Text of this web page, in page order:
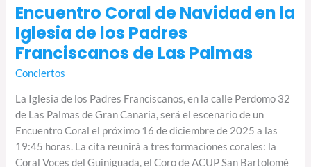
Encuentro Coral de Navidad en la
Iglesia de los Padres
Franciscanos de Las Palmas
Conciertos
La Iglesia de los Padres Franciscanos, en la calle Perdomo 32
de Las Palmas de Gran Canaria, será el escenario de un
Encuentro Coral el próximo 16 de diciembre de 2025 a las
19:45 horas. La cita reunirá a tres formaciones corales: la
Coral Voces del Guiniguada, el Coro de ACUP San Bartolomé